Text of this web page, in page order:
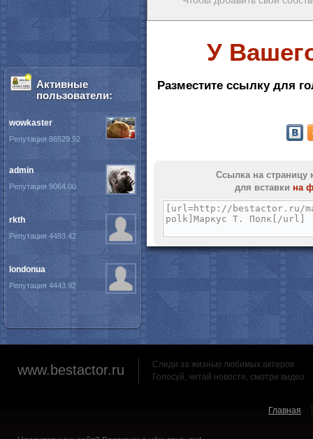
У
Разместите ссылку для
Ссылка на страницу
для вставки на
Активные
пользователи:
wowkaster
Репутация 86529.92
admin
Репутация 9064.00
rkth
Репутация 4483.42
londonua
Репутация 4443.92
www.bestactor.ru
Следи за жизнью любимых актеров
Голосуй, читай новости, смотри видео
Главная